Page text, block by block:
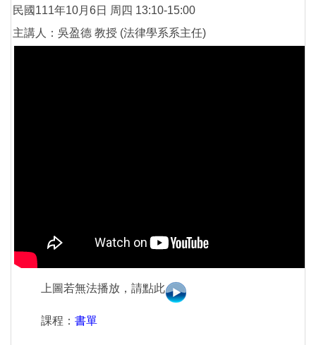
民國111年10月6日 周四 13:10-15:00
主講人：吳盈德 教授 (法律學系系主任)
上圖若無法播放，請點此
課程： 書單